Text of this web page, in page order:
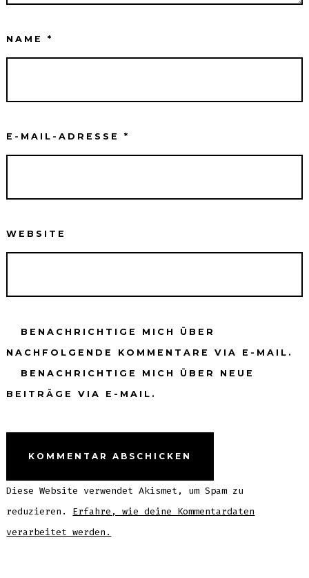
NAME*
E-MAIL-ADRESSE*
WEBSITE
BENACHRICHTIGE MICH ÜBER
NACHFOLGENDE KOMMENTARE VIA E-MAIL.
BENACHRICHTIGE MICH ÜBER NEUE
BEITRÄGE VIA E-MAIL.
Diese Website verwendet Akismet, um Spam zu
reduzieren. Erfahre, wie deine Kommentardaten
verarbeitet werden.